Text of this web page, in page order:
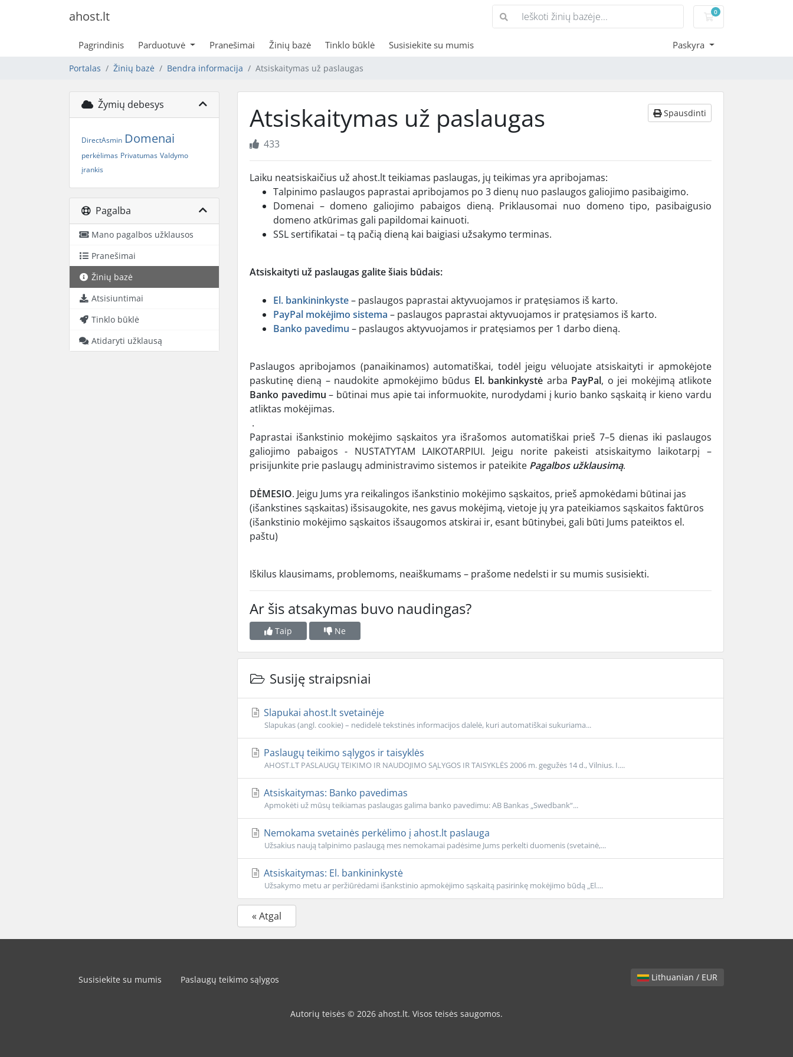
ahost.lt 0
Pirkinių krepšelis
Pagrindinis Parduotuvė Pranešimai Žinių bazė Tinklo būklė Susisiekite su mumis Paskyra
Portalas Žinių bazė Bendra informacija Atsiskaitymas už paslaugas
Žymių debesys
DirectAsmin Domenai
perkėlimas Privatumas Valdymo
įrankis
Pagalba
Mano pagalbos užklausos
Pranešimai
Žinių bazė
Atsisiuntimai
Tinklo būklė
Atidaryti užklausą
Atsiskaitymas už paslaugas Spausdinti
433
Laiku neatsiskaičius už ahost.lt teikiamas paslaugas, jų teikimas yra apribojamas:
Talpinimo paslaugos paprastai apribojamos po 3 dienų nuo paslaugos galiojimo pasibaigimo.
Domenai – domeno galiojimo pabaigos dieną. Priklausomai nuo domeno tipo, pasibaigusio
domeno atkūrimas gali papildomai kainuoti.
SSL sertifikatai – tą pačią dieną kai baigiasi užsakymo terminas.
Atsiskaityti už paslaugas galite šiais būdais:
El. bankininkyste– paslaugos paprastai aktyvuojamos ir pratęsiamos iš karto.
PayPal mokėjimo sistema – paslaugos paprastai aktyvuojamos ir pratęsiamos iš karto.
Banko pavedimu – paslaugos aktyvuojamos ir pratęsiamos per 1 darbo dieną.
Paslaugos apribojamos (panaikinamos) automatiškai, todėl jeigu vėluojate atsiskaityti ir apmokėjote
paskutinę dieną – naudokite apmokėjimo būdus El. bankinkystė arba PayPal, o jei mokėjimą atlikote
Banko pavedimu – būtinai mus apie tai informuokite, nurodydami į kurio banko sąskaitą ir kieno vardu
atliktas mokėjimas.
.
Paprastai išankstinio mokėjimo sąskaitos yra išrašomos automatiškai prieš 7–5 dienas iki paslaugos
galiojimo pabaigos - NUSTATYTAM LAIKOTARPIUI. Jeigu norite pakeisti atsiskaitymo laikotarpį –
prisijunkite prie paslaugų administravimo sistemos ir pateikite Pagalbos užklausimą.
DĖMESIO. Jeigu Jums yra reikalingos išankstinio mokėjimo sąskaitos, prieš apmokėdami būtinai jas
(išankstines sąskaitas) išsisaugokite, nes gavus mokėjimą, vietoje jų yra pateikiamos sąskaitos faktūros
(išankstinio mokėjimo sąskaitos išsaugomos atskirai ir, esant būtinybei, gali būti Jums pateiktos el.
paštu)
Iškilus klausimams, problemoms, neaiškumams – prašome nedelsti ir su mumis susisiekti.
Ar šis atsakymas buvo naudingas?
Taip Ne
Susiję straipsniai
Slapukai ahost.lt svetainėje
Slapukas (angl. cookie) – nedidelė tekstinės informacijos dalelė, kuri automatiškai sukuriama...
Paslaugų teikimo sąlygos ir taisyklės
AHOST.LT PASLAUGŲ TEIKIMO IR NAUDOJIMO SĄLYGOS IR TAISYKLĖS 2006 m. gegužės 14 d., Vilnius. I....
Atsiskaitymas: Banko pavedimas
Apmokėti už mūsų teikiamas paslaugas galima banko pavedimu: AB Bankas „Swedbank“...
Nemokama svetainės perkėlimo į ahost.lt paslauga
Užsakius naują talpinimo paslaugą mes nemokamai padėsime Jums perkelti duomenis (svetainė,...
Atsiskaitymas: El. bankininkystė
Užsakymo metu ar peržiūrėdami išankstinio apmokėjimo sąskaitą pasirinkę mokėjimo būdą „El....
« Atgal
Lithuanian / EUR
Susisiekite su mumis Paslaugų teikimo sąlygos
Autorių teisės © 2026 ahost.lt. Visos teisės saugomos.